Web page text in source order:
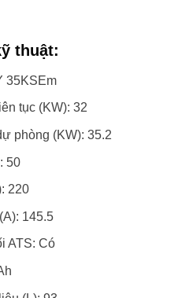
thuật:
35KSEm
tục (KW): 32
phòng (KW): 35.2
50
220
145.5
ATS: Có